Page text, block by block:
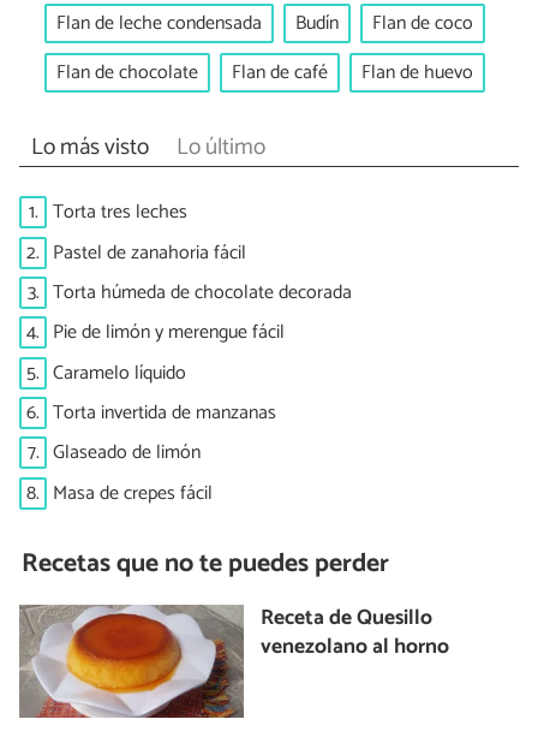
Flan de leche condensada Budín
Flan de coco
Flan de chocolate
Flan de café Flan de huevo
Lo más visto Lo último
1. Torta tres leches
2. Pastel de zanahoria fácil
3. Torta húmeda de chocolate decorada
4. Pie de limón y merengue fácil
5. Caramelo líquido
6. Torta invertida de manzanas
7. Glaseado de limón
8. Masa de crepes fácil
Recetas que no te puedes perder
Receta de Quesillo
venezolano al horno